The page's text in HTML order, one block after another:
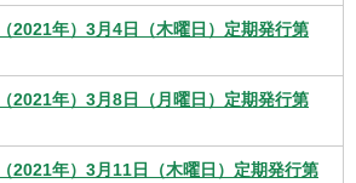
2021年）3月4日（木曜日）定期発行第
2021年）3月8日（月曜日）定期発行第
2021年）3月11日（木曜日）定期発行第